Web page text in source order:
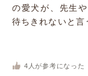
の愛犬が、先生
待ちきれないと言
4 人が参考になった